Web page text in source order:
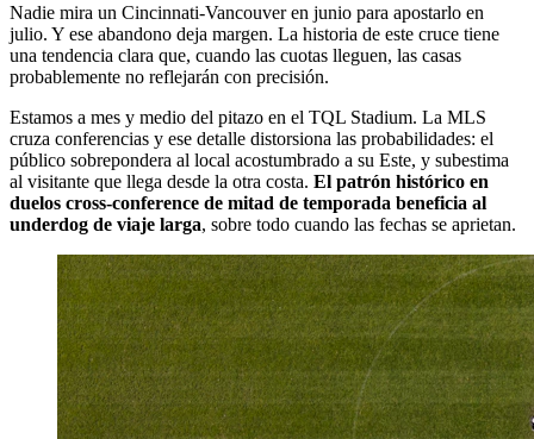
Nadie mira un Cincinnati-Vancouver en junio para apostarlo en
julio. Y ese abandono deja margen. La historia de este cruce tiene
una tendencia clara que, cuando las cuotas lleguen, las casas
probablemente no reflejarán con precisión.
Estamos a mes y medio del pitazo en el TQL Stadium. La MLS
cruza conferencias y ese detalle distorsiona las probabilidades: el
público sobrepondera al local acostumbrado a su Este, y subestima
al visitante que llega desde la otra costa. El patrón histórico en
duelos cross-conference de mitad de temporada beneficia al
underdog de viaje larga, sobre todo cuando las fechas se aprietan.